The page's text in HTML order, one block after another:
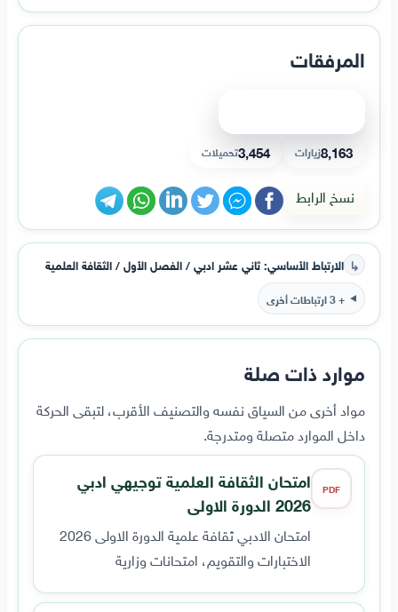
المرفقات
8,163زيارات 3,454تحميلات
نسخ الرابط
↳ الارتباط الأساسي:ثاني عشر ادبي / الفصل الأول / الثقافة العلمية
+ 3 ارتباطات أخرى
موارد ذات صلة
مواد أخرى من السياق نفسه والتصنيف الأقرب، لتبقى الحركة
داخل الموارد متصلة ومتدرجة.
PDF
امتحان الثقافة العلمية توجيهي ادبي
2026 الدورة الاولى
امتحان الادبي ثقافة علمية الدورة الاولى 2026
الاختبارات والتقويم، امتحانات وزارية